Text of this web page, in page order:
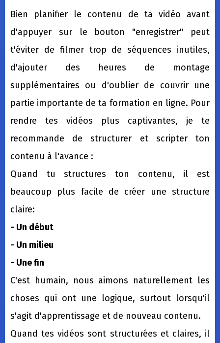
Bien planifier le contenu de ta vidéo avant
d'appuyer sur le bouton "enregistrer" peut
t'éviter de filmer trop de séquences inutiles,
d'ajouter des heures de montage
supplémentaires ou d'oublier de couvrir une
partie importante de ta formation en ligne. Pour
rendre tes vidéos plus captivantes, je te
recommande de structurer et scripter ton
contenu à l'avance :
Quand tu structures ton contenu, il est
beaucoup plus facile de créer une structure
claire:
- Un début
- Un milieu
- Une fin
C'est humain, nous aimons naturellement les
choses qui ont une logique, surtout lorsqu'il
s'agit d'apprentissage et de nouveau contenu.
Quand tes vidéos sont structurées et claires, il